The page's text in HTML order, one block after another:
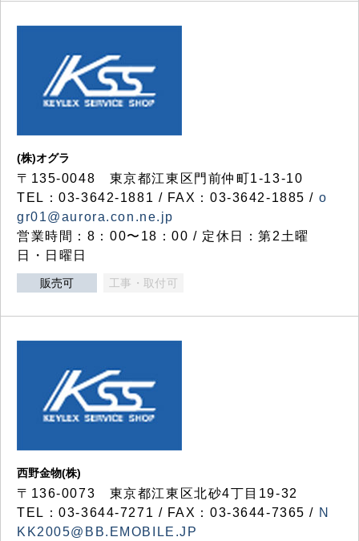
(株)オグラ
〒135-0048 東京都江東区門前仲町1-13-10
TEL：03-3642-1881 / FAX：03-3642-1885 / o
gr01@aurora.con.ne.jp
営業時間：8：00〜18：00 / 定休日：第2土曜
日・日曜日
販売可 工事・取付可
西野金物(株)
〒136-0073 東京都江東区北砂4丁目19-32
TEL：03‐3644‐7271 / FAX：03-3644-7365 / N
KK2005@BB.EMOBILE.JP